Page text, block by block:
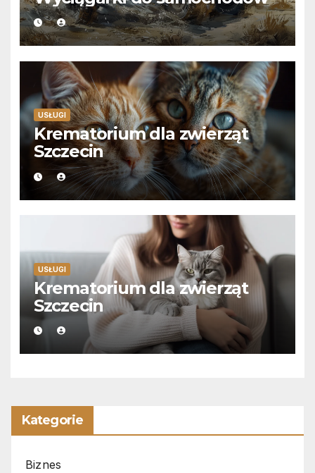
USŁUGI
Krematorium dla zwierząt
Szczecin
USŁUGI
Krematorium dla zwierząt
Szczecin
Kategorie
Biznes